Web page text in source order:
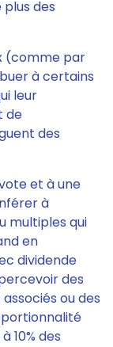
des
(comme par
à certains
leur
de
des
et à une
à
multiples qui
en
dividende
des
ou des
10% des